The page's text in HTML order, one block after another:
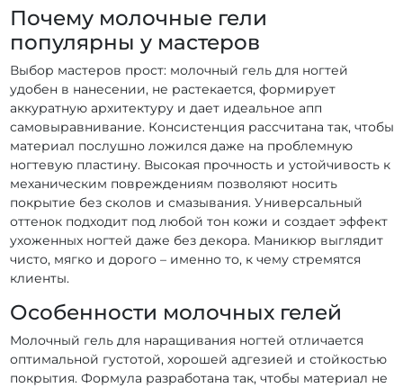
Гель PNB Acryflex Gel 15 мл
Гель PNB Strong Liquid Gel 50 мл
Гель PNB Strong Liquid Gel 8 мл
Гель PNB IQ Control Gel 15 мл
Гель PNB IQ Control Gel 17 мл
Гель PNB Web Gel 5 мл
Гель PNB Galaxy Gel 5 мл
Гель PNB PolyFlex Gel 50 мл
Гель PNB IQ Control Gel 50 мл
Гель PNB Acryflex Gel 50 мл
Гель PNB 4 in 1 BIAB Gel 17 мл
Гель PNB JellyPro Gel 50 мл
Гель PNB Strong Iron Gel 50 мл
Гель PNB JellyPro Gel 15 мл
Гель PNB JellyPro Gel 5 мл
Гель PNB Builder Gel 50 мл
Гель PNB Builder Gel 15 мл
Гель PNB Strong Iron Gel 8 мл
Гель PNB Strong Iron Gel 17 мл
Почему молочные гели
популярны у мастеров
Выбор мастеров прост: молочный гель для ногтей
удобен в нанесении, не растекается, формирует
аккуратную архитектуру и дает идеальное апп
самовыравнивание. Консистенция рассчитана так, чтобы
материал послушно ложился даже на проблемную
ногтевую пластину. Высокая прочность и устойчивость к
механическим повреждениям позволяют носить
покрытие без сколов и смазывания. Универсальный
оттенок подходит под любой тон кожи и создает эффект
ухоженных ногтей даже без декора. Маникюр выглядит
чисто, мягко и дорого – именно то, к чему стремятся
клиенты.
Особенности молочных гелей
Молочный гель для наращивания ногтей отличается
оптимальной густотой, хорошей адгезией и стойкостью
покрытия. Формула разработана так, чтобы материал не